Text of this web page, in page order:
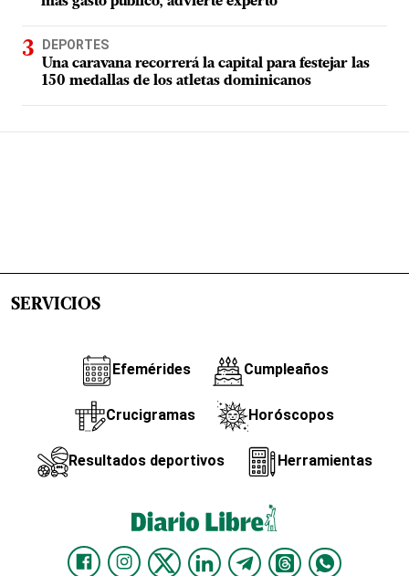
DEPORTES
Una caravana recorrerá la capital para festejar las
150 medallas de los atletas dominicanos
SERVICIOS
Efemérides Cumpleaños
Crucigramas Horóscopos
Resultados deportivos Herramientas